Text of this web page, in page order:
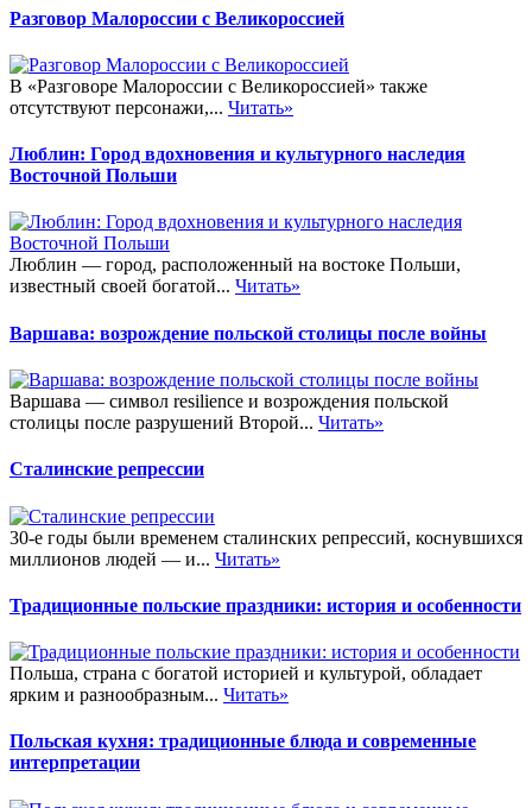
Разговор Малороссии с Великороссией
В «Разговоре Малороссии с Великороссией» также
отсутствуют персонажи,... Читать»
Люблин: Город вдохновения и культурного наследия
Восточной Польши
Люблин — город, расположенный на востоке Польши,
известный своей богатой... Читать»
Варшава: возрождение польской столицы после войны
Варшава — символ resilience и возрождения польской
столицы после разрушений Второй... Читать»
Сталинские репрессии
30-е годы были временем сталинских репрессий, коснувшихся
миллионов людей — и... Читать»
Традиционные польские праздники: история и особенности
Польша, страна с богатой историей и культурой, обладает
ярким и разнообразным... Читать»
Польская кухня: традиционные блюда и современные
интерпретации